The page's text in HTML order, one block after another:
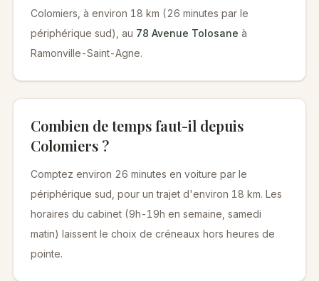
Colomiers, à environ 18 km (26 minutes par le
périphérique sud), au 78 Avenue Tolosane à
Ramonville-Saint-Agne.
Combien de temps faut-il depuis
Colomiers ?
Comptez environ 26 minutes en voiture par le
périphérique sud, pour un trajet d'environ 18 km. Les
horaires du cabinet (9h-19h en semaine, samedi
matin) laissent le choix de créneaux hors heures de
pointe.